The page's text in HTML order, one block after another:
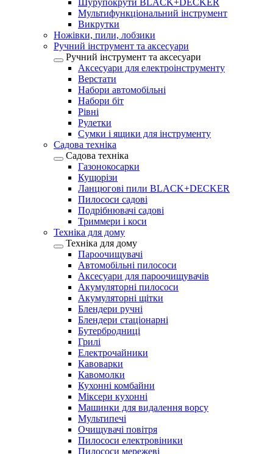
Шурупокрути BLACK+DECKER
Мультифункціональний інструмент
Викрутки
Ножівки, пили, лобзики
Ручний інструмент та аксесуари
Ручний інструмент та аксесуари
Аксесуари для електроінструменту
Верстати
Набори автомобільні
Набори біт
Рівні
Рулетки
Сумки і ящики для інструменту
Садова техніка
Садова техніка
Газонокосарки
Кущорізи
Ланцюгові пили BLACK+DECKER
Пилососи садові
Подрібнювачі садові
Триммери і коси
Техніка для дому
Техніка для дому
Пароочищувачі
Автомобільні пилососи
Аксесуари для пароочищувачів
Акумуляторні пилососи
Акумуляторні щітки
Блендери ручні
Блендери стаціонарні
Бутербродниці
Грилі
Електрочайники
Кавоварки
Кавомолки
Кухонні комбайни
Міксери кухонні
Машинки для видалення ворсу
Мультипечі
Очищувачі повітря
Пилососи електровіники
Пилососи мережеві